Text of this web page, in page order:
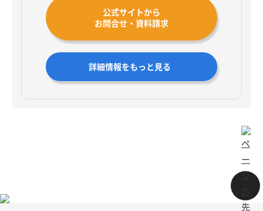
公式サイトから
お問合せ・資料請求
詳細情報をもっと見る